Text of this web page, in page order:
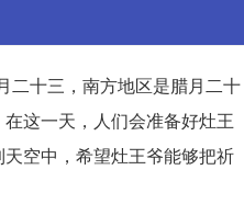
二十三，南方地区是腊月二十
这一天，人们会准备好灶王
空中，希望灶王爷能够把祈